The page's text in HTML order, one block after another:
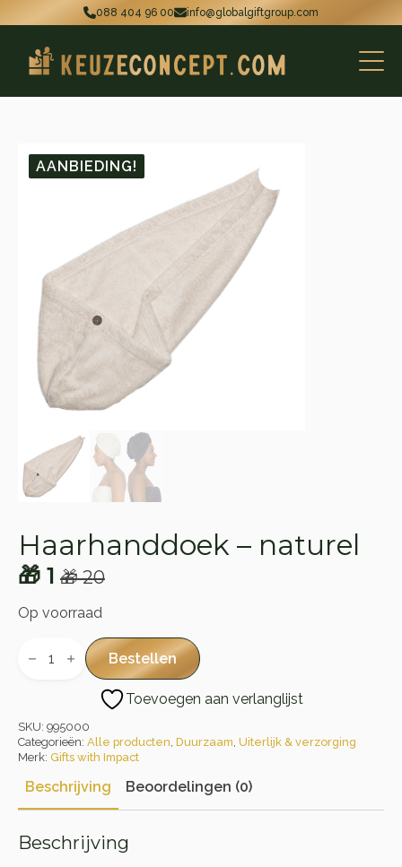
088 404 96 00 info@globalgiftgroup.com
AANBIEDING!
Haarhanddoek – naturel
🎁20
Oorspronkelijke
prijs
🎁 20.
🎁 1
Huidige
prijs
🎁 1.
Op voorraad
Haarhanddoek
Bestellen
Toevoegen aan verlanglijst
SKU: 995000
Categorieën: Alle producten, Duurzaam, Uiterlijk & verzorging
Merk: Gifts with Impact
Beschrijving Beoordelingen (0)
Beschrijving